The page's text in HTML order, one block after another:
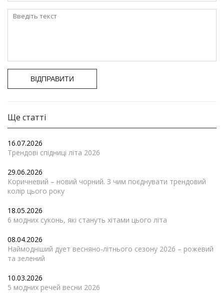
ВІДПРАВИТИ
Ще статті
16.07.2026
Трендові спідниці літа 2026
29.06.2026
Коричневий – новий чорний. З чим поєднувати трендовий
колір цього року
18.05.2026
6 модних суконь, які стануть хітами цього літа
08.04.2026
Наймодніший дует весняно-літнього сезону 2026 – рожевий
та зелений
10.03.2026
5 модних речей весни 2026